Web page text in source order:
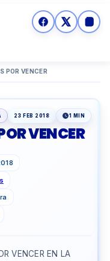
POR VENCER
23 FEB 2018 1 MIN
VENCER
VENCER EN LA